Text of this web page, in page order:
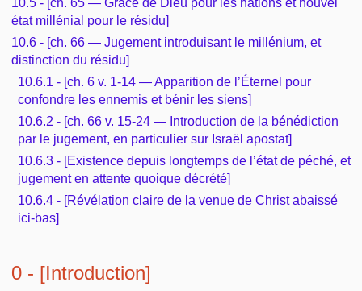
10.5 - [ch. 65 — Grâce de Dieu pour les nations et nouvel
état millénial pour le résidu]
10.6 - [ch. 66 — Jugement introduisant le millénium, et
distinction du résidu]
10.6.1 - [ch. 6 v. 1-14 — Apparition de l’Éternel pour
confondre les ennemis et bénir les siens]
10.6.2 - [ch. 66 v. 15-24 — Introduction de la bénédiction
par le jugement, en particulier sur Israël apostat]
10.6.3 - [Existence depuis longtemps de l’état de péché, et
jugement en attente quoique décrété]
10.6.4 - [Révélation claire de la venue de Christ abaissé
ici-bas]
0 - [Introduction]